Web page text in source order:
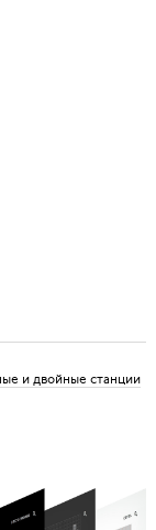
и двойные станции